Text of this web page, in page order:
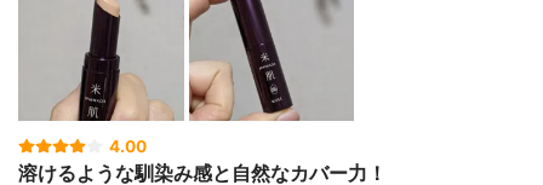
4.00
溶けるような馴染み感と自然なカバー力！